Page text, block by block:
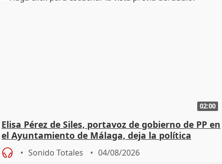
02:00
Elisa Pérez de Siles, portavoz de gobierno de PP en
el Ayuntamiento de Málaga, deja la política
Sonido Totales 04/08/2026